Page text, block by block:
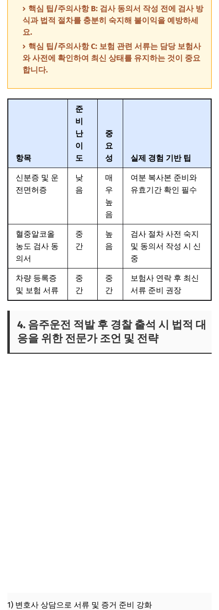
핵심 팁/주의사항 B: 검사 동의서 작성 전에 검사 방
식과 법적 절차를 충분히 숙지해 불이익을 예방하세
요.
핵심 팁/주의사항 C: 보험 관련 서류는 담당 보험사
와 사전에 확인하여 최신 상태를 유지하는 것이 중요
합니다.
항목
준
비
난
이
도
중
요
성
실제 경험 기반 팁
신분증 및 운
전면허증
낮
음
매
우
높
음
여분 복사본 준비와
유효기간 확인 필수
혈중알코올
농도 검사 동
의서
중
간
높
음
검사 절차 사전 숙지
및 동의서 작성 시 신
중
차량 등록증
및 보험 서류
중
간
중
간
보험사 연락 후 최신
서류 준비 권장
4. 음주운전 적발 후 경찰 출석 시 법적 대
응을 위한 전문가 조언 및 전략
1) 변호사 상담으로 서류 및 증거 준비 강화